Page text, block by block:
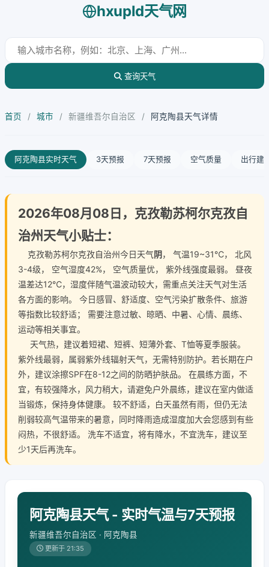
hxupld天气网
查询天气
首页 / 城市 / 新疆维吾尔自治区 / 阿克陶县天气详情
阿克陶县实时天气 3天预报 7天预报 空气质量 出行建
2026年08月08日，克孜勒苏柯尔克孜自
治州天气小贴士：
克孜勒苏柯尔克孜自治州今日天气阴， 气温19~31℃， 北风
3-4级， 空气湿度42%， 空气质量优， 紫外线强度最弱。 昼夜
温差达12℃，湿度伴随气温波动较大，需重点关注天气对生活
各方面的影响。 今日感冒、舒适度、空气污染扩散条件、旅游
等指数比较舒适； 需要注意过敏、晾晒、中暑、心情、晨练、
运动等相关事宜。
天气热，建议着短裙、短裤、短薄外套、T恤等夏季服装。
紫外线最弱，属弱紫外线辐射天气，无需特别防护。若长期在户
外，建议涂擦SPF在8-12之间的防晒护肤品。 在晨练方面，不
宜，有较强降水，风力稍大，请避免户外晨练，建议在室内做适
当锻炼，保持身体健康。 较不舒适，白天虽然有雨，但仍无法
削弱较高气温带来的暑意，同时降雨造成湿度加大会您感到有些
闷热，不很舒适。 洗车不适宜，将有降水，不宜洗车，建议至
少1天后再洗车。
阿克陶县天气 - 实时气温与7天预报
新疆维吾尔自治区 · 阿克陶县
更新于 21:35